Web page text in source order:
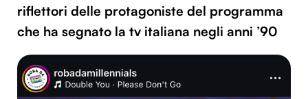
riflettori delle protagoniste del programma
che ha segnato la tv italiana negli anni ’90